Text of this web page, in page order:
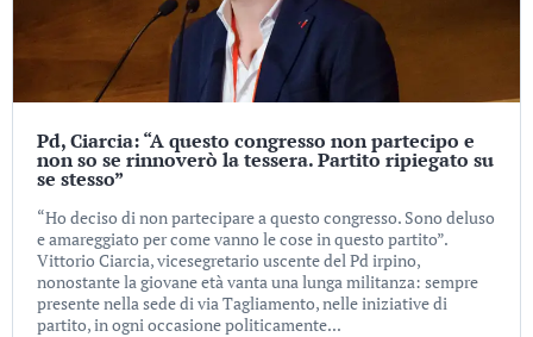
Pd, Ciarcia: “A questo congresso non partecipo e
non so se rinnoverò la tessera. Partito ripiegato su
se stesso”
“Ho deciso di non partecipare a questo congresso. Sono deluso
e amareggiato per come vanno le cose in questo partito”.
Vittorio Ciarcia, vicesegretario uscente del Pd irpino,
nonostante la giovane età vanta una lunga militanza: sempre
presente nella sede di via Tagliamento, nelle iniziative di
partito, in ogni occasione politicamente...